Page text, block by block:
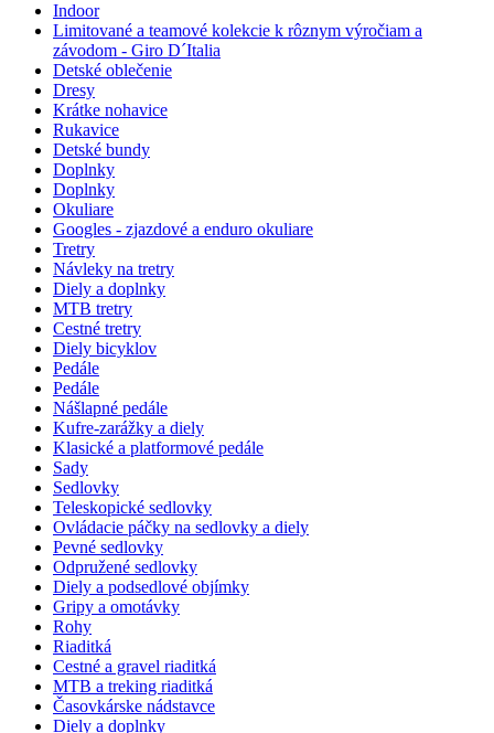
Indoor
Limitované a teamové kolekcie k rôznym výročiam a
závodom - Giro D´Italia
Detské oblečenie
Dresy
Krátke nohavice
Rukavice
Detské bundy
Doplnky
Doplnky
Okuliare
Googles - zjazdové a enduro okuliare
Tretry
Návleky na tretry
Diely a doplnky
MTB tretry
Cestné tretry
Diely bicyklov
Pedále
Pedále
Nášlapné pedále
Kufre-zarážky a diely
Klasické a platformové pedále
Sady
Sedlovky
Teleskopické sedlovky
Ovládacie páčky na sedlovky a diely
Pevné sedlovky
Odpružené sedlovky
Diely a podsedlové objímky
Gripy a omotávky
Rohy
Riaditká
Cestné a gravel riaditká
MTB a treking riaditká
Časovkárske nádstavce
Diely a doplnky